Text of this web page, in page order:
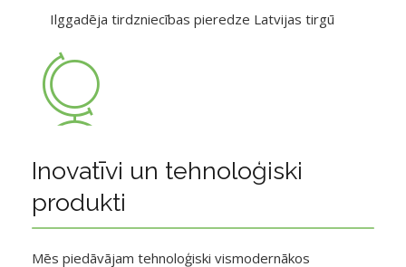
Ilggadēja tirdzniecības pieredze Latvijas tirgū
Inovatīvi un tehnoloģiski
produkti
Mēs piedāvājam tehnoloģiski vismodernākos